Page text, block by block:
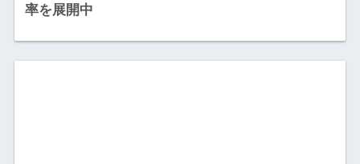
率を展開中